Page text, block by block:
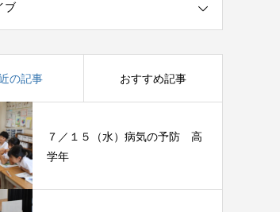
ブ
の記事 おすすめ記事
７／１５（水）病気の予防 高
学年